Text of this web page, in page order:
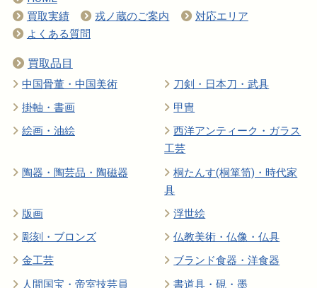
買取実績
戎ノ蔵のご案内
対応エリア
よくある質問
買取品目
中国骨董・中国美術
刀剣・日本刀・武具
掛軸・書画
甲冑
絵画・油絵
西洋アンティーク・ガラス
工芸
陶器・陶芸品・陶磁器
桐たんす(桐箪笥)・時代家
具
版画
浮世絵
彫刻・ブロンズ
仏教美術・仏像・仏具
金工芸
ブランド食器・洋食器
人間国宝・帝室技芸員
書道具・硯・墨